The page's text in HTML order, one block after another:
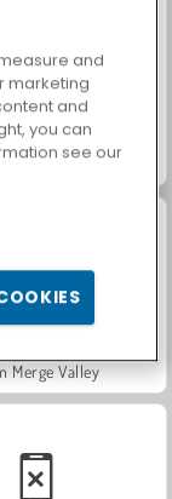
Scala 40
Merge Valley
and
marketing
and
you can
see our